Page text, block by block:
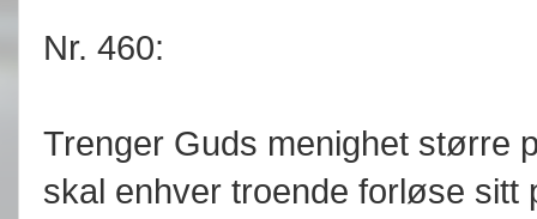
Nr. 460:
Trenger Guds menighet større
skal enhver troende forløse sitt